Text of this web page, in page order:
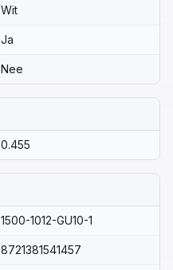
Wit
Ja
Nee
0.455
1500-1012-GU10-1
8721381541457